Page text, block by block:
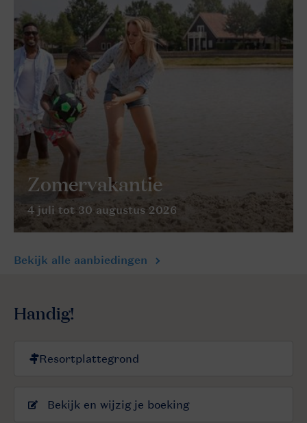
Zomervakantie
4 juli tot 30 augustus 2026
Bekijk alle aanbiedingen
Handig!
Bekijk en wijzig je boeking